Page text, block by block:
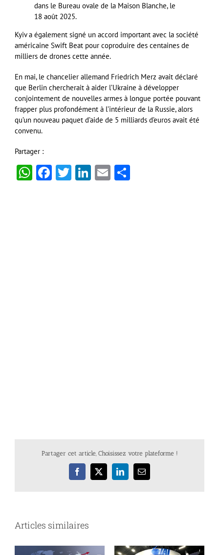
dans le Bureau ovale de la Maison Blanche, le
18 août 2025.
Kyiv a également signé un accord important avec la société
américaine Swift Beat pour coproduire des centaines de
milliers de drones cette année.
En mai, le chancelier allemand Friedrich Merz avait déclaré
que Berlin chercherait à aider l’Ukraine à développer
conjointement de nouvelles armes à longue portée pouvant
frapper plus profondément à l’intérieur de la Russie, alors
qu’un nouveau paquet d’aide de 5 milliards d’euros avait été
convenu.
Partager :
WhatsApp
Facebook
Twitter
LinkedIn
Email
Partager cet article, Choisissez votre plateforme !
Facebook
X LinkedInEmail
Articles similaires